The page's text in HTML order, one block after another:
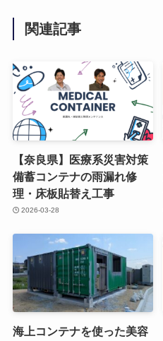
関連記事
【奈良県】医療系災害対策
備蓄コンテナの雨漏れ修
理・床板貼替え工事
2026-03-28
海上コンテナを使った美容